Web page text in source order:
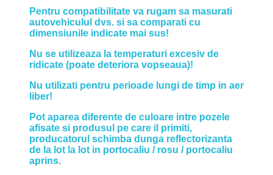
Pentru compatibilitate va rugam sa masurati
autovehiculul dvs. si sa comparati cu
dimensiunile indicate mai sus!
Nu se utilizeaza la temperaturi excesiv de
ridicate (poate deteriora vopseaua)!
Nu utilizati pentru perioade lungi de timp in aer
liber!
Pot aparea diferente de culoare intre pozele
afisate si produsul pe care il primiti,
producatorul schimba dunga reflectorizanta
de la lot la lot in portocaliu / rosu / portocaliu
aprins.